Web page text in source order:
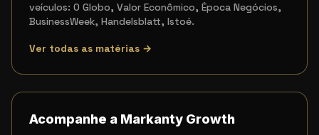
veículos: O Globo, Valor Econômico, Época Negócios,
BusinessWeek, Handelsblatt, Istoé.
Ver todas as matérias →
Acompanhe a Markanty Growth